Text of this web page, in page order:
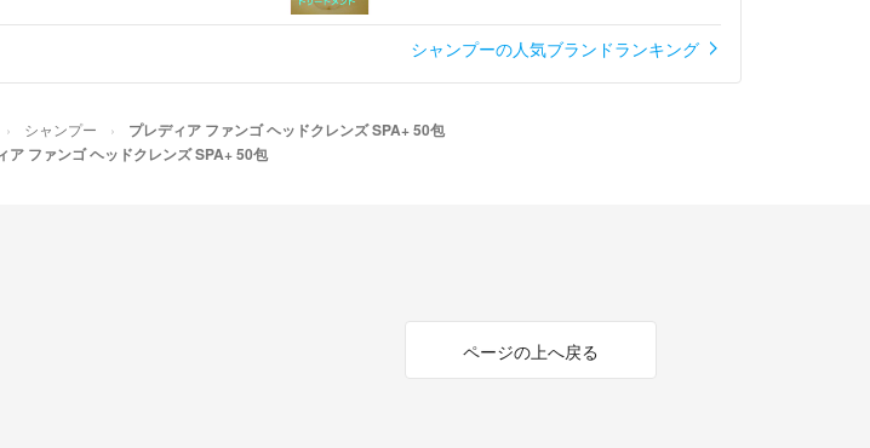
シャンプーの人気ブランドランキング
シャンプー プレディア ファンゴ ヘッドクレンズ SPA+ 50包
ア ファンゴ ヘッドクレンズ SPA+ 50包
ページの上へ戻る